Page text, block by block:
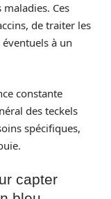
Ces
de traiter les
éventuels à un
constante
des teckels
spécifiques,
capter